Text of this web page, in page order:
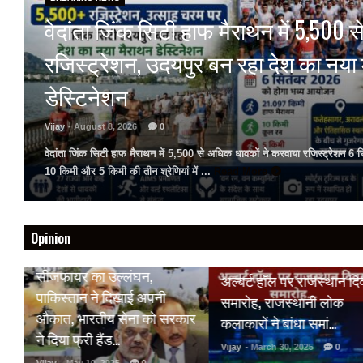
वेदांता जिंक सिटी हाफ मैराथन में 5,500
रजिस्ट्रेशन, उदयपुर बन रहा देश का नया
डेस्टिनेशन
Vijay - August 8, 2026 0
वेदांता जिंक सिटी हाफ मैराथन में 5,500 से अधिक धावकों ने करवाया रजिस्ट्रेशन 6
10 किमी और 5 किमी की तीन श्रेणियां में ...
Read More
Opinion
अल्बर्ट हॉल पर राजस्थान दिवस
समारोह, राजस्थानी लोक
कलाकारों ने बांधा समां…
Vijay - March 30, 2025 0
BREAKING NEWS
केंद्रीय मंत्री वैष्णव की बड़ी
घोषणा, जयपुर बनेगा AI-डेटा
10 युवाओं को…